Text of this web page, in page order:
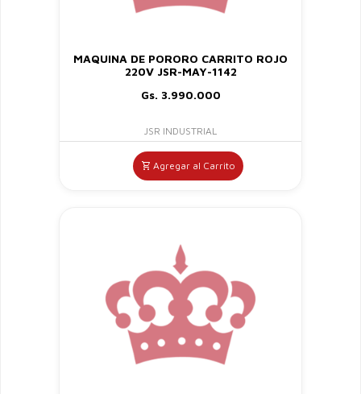
MAQUINA DE PORORO CARRITO ROJO
220V JSR-MAY-1142
Gs. 3.990.000
JSR INDUSTRIAL
Agregar al Carrito